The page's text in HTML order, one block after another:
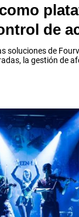
de
soluciones de
la gestión de